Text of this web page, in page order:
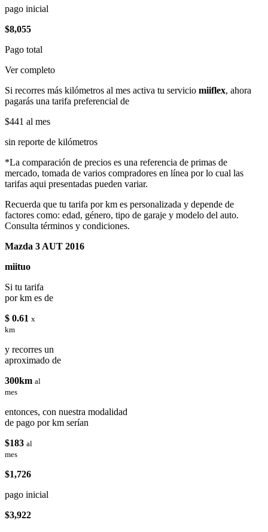
pago inicial
$8,055
Pago total
Ver completo
Si recorres más kilómetros al mes activa tu servicio miiflex, ahora
pagarás una tarifa preferencial de
$441 al mes
sin reporte de kilómetros
*La comparación de precios es una referencia de primas de
mercado, tomada de varios compradores en línea por lo cual las
tarifas aqui presentadas pueden variar.
Recuerda que tu tarifa por km es personalizada y depende de
factores como: edad, género, tipo de garaje y modelo del auto.
Consulta términos y condiciones.
Mazda 3 AUT 2016
miituo
Si tu tarifa
por km es de
$ 0.61 x
km
y recorres un
aproximado de
300km al
mes
entonces, con nuestra modalidad
de pago por km serían
$183 al
mes
$1,726
pago inicial
$3,922